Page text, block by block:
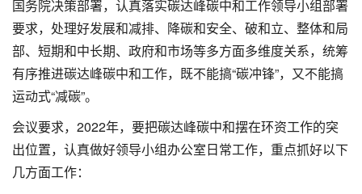
国务院决策部署，认真落实碳达峰碳中和工作领导小组部署
要求，处理好发展和减排、降碳和安全、破和立、整体和局
部、短期和中长期、政府和市场等多方面多维度关系，统筹
有序推进碳达峰碳中和工作，既不能搞“碳冲锋”，又不能搞
运动式“减碳”。
会议要求，2022年，要把碳达峰碳中和摆在环资工作的突
出位置，认真做好领导小组办公室日常工作，重点抓好以下
几方面工作：